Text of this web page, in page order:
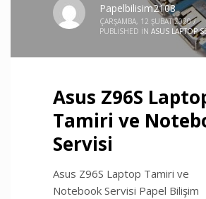
Papelbilisim2108
ÇARŞAMBA, 12 ŞUBAT 2020 /
PUBLISHED IN ASUS LAPTOP
Asus Z96S
Tamiri ve
Servisi
Asus Z96S Laptop Tamiri ve
Notebook Servisi Papel Bilişim